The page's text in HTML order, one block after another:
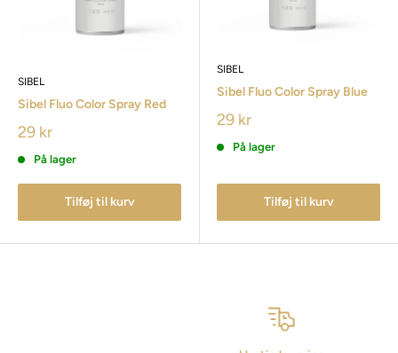
SIBEL
Sibel Fluo Color Spray Red
29 kr
På lager
Tilføj til kurv
SIBEL
Sibel Fluo Color Spray Blue
29 kr
På lager
Tilføj til kurv